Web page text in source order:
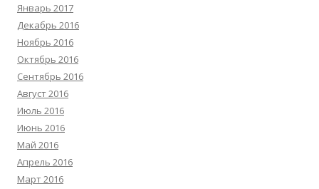
Январь 2017
Декабрь 2016
Ноябрь 2016
Октябрь 2016
Сентябрь 2016
Август 2016
Июль 2016
Июнь 2016
Май 2016
Апрель 2016
Март 2016